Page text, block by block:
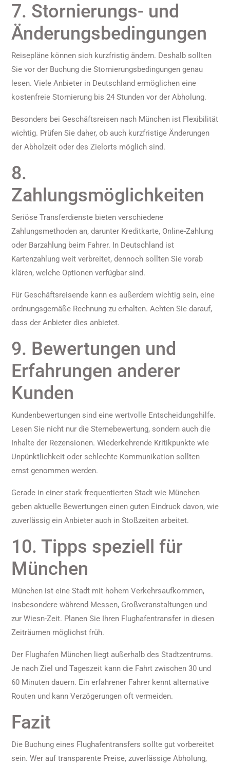
7. Stornierungs- und
Änderungsbedingungen
Reisepläne können sich kurzfristig ändern. Deshalb sollten
Sie vor der Buchung die Stornierungsbedingungen genau
lesen. Viele Anbieter in Deutschland ermöglichen eine
kostenfreie Stornierung bis 24 Stunden vor der Abholung.
Besonders bei Geschäftsreisen nach München ist Flexibilität
wichtig. Prüfen Sie daher, ob auch kurzfristige Änderungen
der Abholzeit oder des Zielorts möglich sind.
8.
Zahlungsmöglichkeiten
Seriöse Transferdienste bieten verschiedene
Zahlungsmethoden an, darunter Kreditkarte, Online-Zahlung
oder Barzahlung beim Fahrer. In Deutschland ist
Kartenzahlung weit verbreitet, dennoch sollten Sie vorab
klären, welche Optionen verfügbar sind.
Für Geschäftsreisende kann es außerdem wichtig sein, eine
ordnungsgemäße Rechnung zu erhalten. Achten Sie darauf,
dass der Anbieter dies anbietet.
9. Bewertungen und
Erfahrungen anderer
Kunden
Kundenbewertungen sind eine wertvolle Entscheidungshilfe.
Lesen Sie nicht nur die Sternebewertung, sondern auch die
Inhalte der Rezensionen. Wiederkehrende Kritikpunkte wie
Unpünktlichkeit oder schlechte Kommunikation sollten
ernst genommen werden.
Gerade in einer stark frequentierten Stadt wie München
geben aktuelle Bewertungen einen guten Eindruck davon, wie
zuverlässig ein Anbieter auch in Stoßzeiten arbeitet.
10. Tipps speziell für
München
München ist eine Stadt mit hohem Verkehrsaufkommen,
insbesondere während Messen, Großveranstaltungen und
zur Wiesn-Zeit. Planen Sie Ihren Flughafentransfer in diesen
Zeiträumen möglichst früh.
Der Flughafen München liegt außerhalb des Stadtzentrums.
Je nach Ziel und Tageszeit kann die Fahrt zwischen 30 und
60 Minuten dauern. Ein erfahrener Fahrer kennt alternative
Routen und kann Verzögerungen oft vermeiden.
Fazit
Die Buchung eines Flughafentransfers sollte gut vorbereitet
sein. Wer auf transparente Preise, zuverlässige Abholung,